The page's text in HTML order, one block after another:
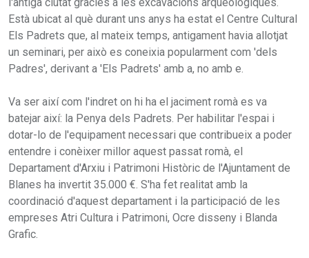
Està ubicat al què durant uns anys ha estat el Centre Cultural
Els Padrets que, al mateix temps, antigament havia allotjat
un seminari, per això es coneixia popularment com 'dels
Padres', derivant a 'Els Padrets' amb a, no amb e.
Va ser així com l'indret on hi ha el jaciment romà es va
batejar així: la Penya dels Padrets. Per habilitar l'espai i
dotar-lo de l'equipament necessari que contribueix a poder
entendre i conèixer millor aquest passat romà, el
Departament d'Arxiu i Patrimoni Històric de l'Ajuntament de
Blanes ha invertit 35.000 €. S'ha fet realitat amb la
coordinació d'aquest departament i la participació de les
empreses Atri Cultura i Patrimoni, Ocre disseny i Blanda
Grafic.